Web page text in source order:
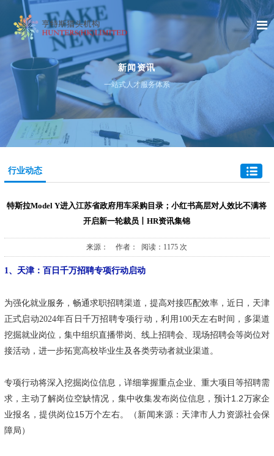
新闻资讯
一站式人才服务体系
行业动态
特斯拉Model Y进入江苏省政府用车采购目录；小红书高层对人效比不满将
开启新一轮裁员丨HR资讯集锦
来源： 作者： 阅读：1175 次
1、天津：百日千万招聘专项行动启动
为强化就业服务，畅通求职招聘渠道，提高对接匹配效率，近日，天津
正式启动2024年百日千万招聘专项行动，利用100天左右时间，多渠道
挖掘就业岗位，集中组织直播带岗、线上招聘会、现场招聘会等岗位对
接活动，进一步拓宽高校毕业生及各类劳动者就业渠道。
专项行动将深入挖掘岗位信息，详细掌握重点企业、重大项目等招聘需
求，主动了解岗位空缺情况，集中收集发布岗位信息，预计1.2万家企
业报名，提供岗位15万个左右。（新闻来源：天津市人力资源社会保
障局）